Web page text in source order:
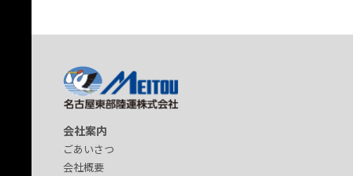
会社案内
ごあいさつ
会社概要